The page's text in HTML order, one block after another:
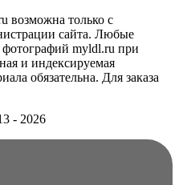
возможна только с
сайта. Любые
фотографий myldl.ru при
и индексируемая
обязательна. Для заказа
- 2026